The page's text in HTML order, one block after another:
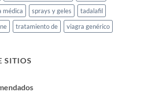
médica sprays y geles
tadalafil
tratamiento de viagra genérico
SITIOS